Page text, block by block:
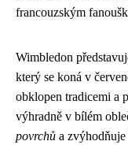
francouzským
Wimbledon
který se koná v
obklopen tradicemi a
výhradně v bílém
povrchů a